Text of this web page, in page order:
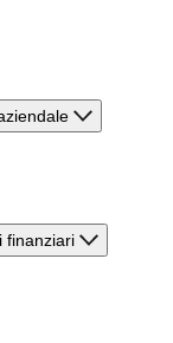
finanziari